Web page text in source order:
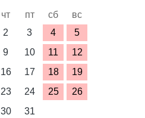
чт пт сб
вс
2 3 4
5
9 10 11
12
16 17 18
19
23 24 25
26
30 31